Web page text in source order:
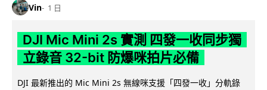
Vin 1 日
DJI Mic Mini 2s 實測 四發一收同步獨
立錄音 32-bit 防爆咪拍片必備
DJI 最新推出的 Mic Mini 2s 無線咪支援「四發一收」分軌錄